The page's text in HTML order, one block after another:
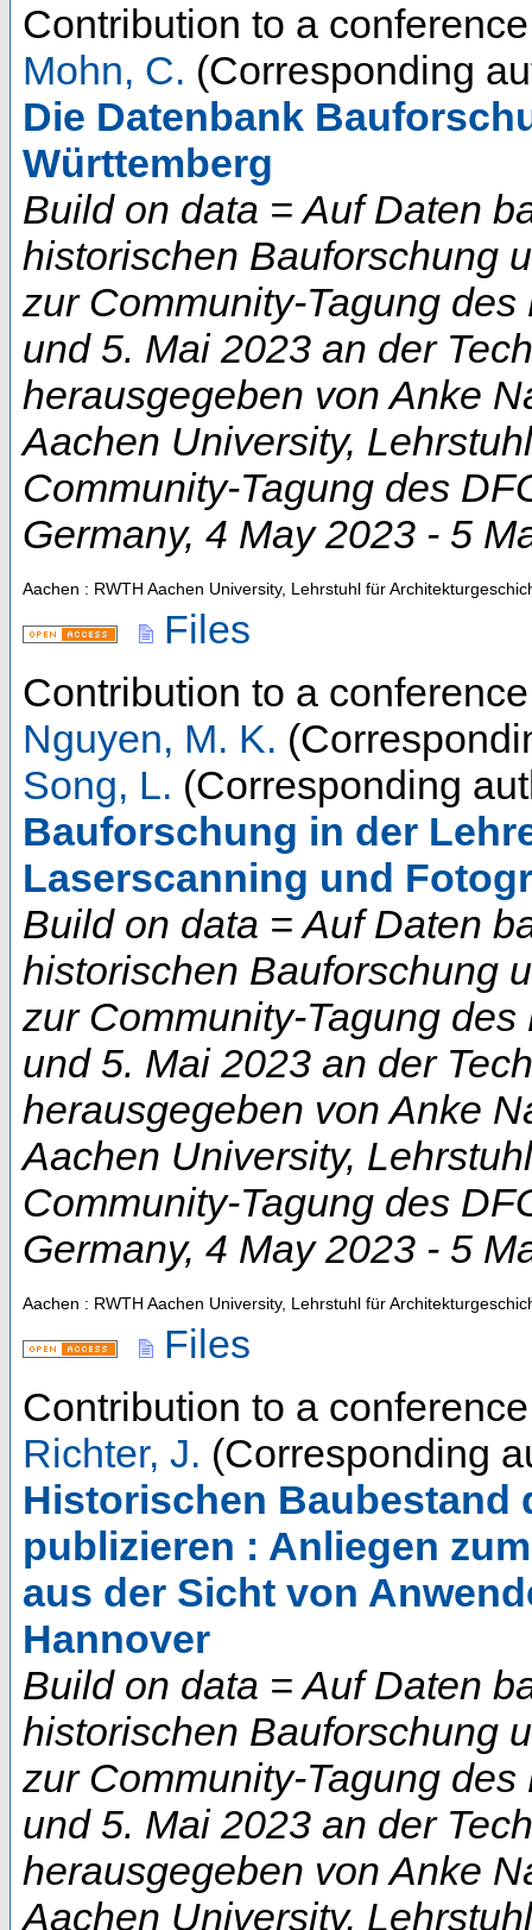
Contribution to a
Mohn, C. (Corresponding
Die Datenbank
Württemberg
Build on data = Auf Daten
historischen Bauforschung
zur Community-Tagung
und 5. Mai 2023 an der
herausgegeben von Anke
Aachen University,
Community-Tagung des
Germany, 4 May 2023 - 5
Aachen : RWTH Aachen University, Lehrstuhl für
Files
Contribution to a
Nguyen, M. K.
Song, L. (Corresponding
Bauforschung in der
Laserscanning und
Build on data = Auf Daten
historischen Bauforschung
zur Community-Tagung
und 5. Mai 2023 an der
herausgegeben von Anke
Aachen University,
Community-Tagung des
Germany, 4 May 2023 - 5
Aachen : RWTH Aachen University, Lehrstuhl für
Files
Contribution to a
Richter, J. (Corresponding
Historischen Baubestand
publizieren : Anliegen
aus der Sicht von
Hannover
Build on data = Auf Daten
historischen Bauforschung
zur Community-Tagung
und 5. Mai 2023 an der
herausgegeben von Anke
Aachen University,